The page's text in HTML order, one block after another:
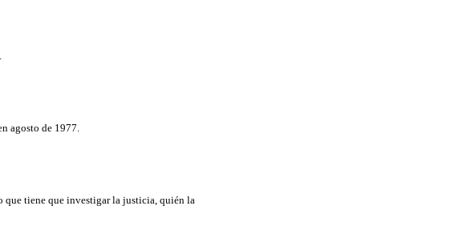
agosto de 1977.
que tiene que investigar la justicia, quién la